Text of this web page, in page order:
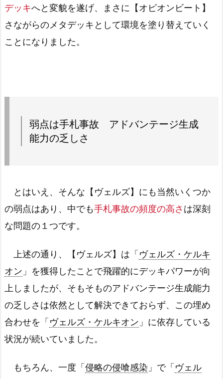
デッキへと変貌を遂げ、まさに【オピオンビート】
さながらのメタデッキとして環境を塗り替えていく
ことになりました。
弱点は手札事故 アドバンテージ生成
能力の乏しさ
とはいえ、そんな【ヴェルズ】にも当然いくつか
の弱点はあり、中でも手札事故の頻度の高さ は深刻
な問題の１つです。
上述の通り、【ヴェルズ】は「 ヴェルズ・ケルキ
オン 」を獲得したことで飛躍的にデッキパワーが向
上しましたが、そもそものアドバンテージ生成能力
の乏しさは依然として解決できておらず、この埋め
合わせを「 ヴェルズ・ケルキオン 」に依存している
状況が続いていました。
もちろん、一度「 侵略の侵喰感染 」で「 ヴェル